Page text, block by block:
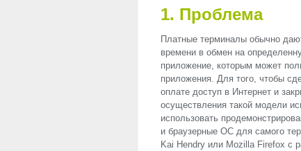
1. Проблема
Платные терминалы обычно
времени в обмен на
приложение, которым может
приложения. Для того, чтобы
оплате доступ в Интернет и
осуществления такой модели
использовать
и браузерные ОС для самого
Kai Hendry или Mozilla Firefox с